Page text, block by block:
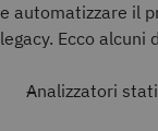
e automatizzare il
legacy. Ecco alcuni
Analizzatori